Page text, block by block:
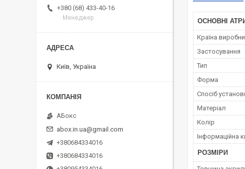
ОСНОВНІ
Країна
Застосування
Тип
Форма
Спосіб
Матеріал
Колір
Інформаційна
РОЗМІРИ
+380 (68) 433-40-16
Менеджер
Київ, Україна
АБокс
abox.in.ua@gmail.com
+380684334016
+380684334016